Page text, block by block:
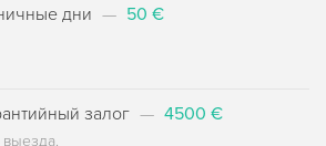
дни — 50 €
залог — 4500 €